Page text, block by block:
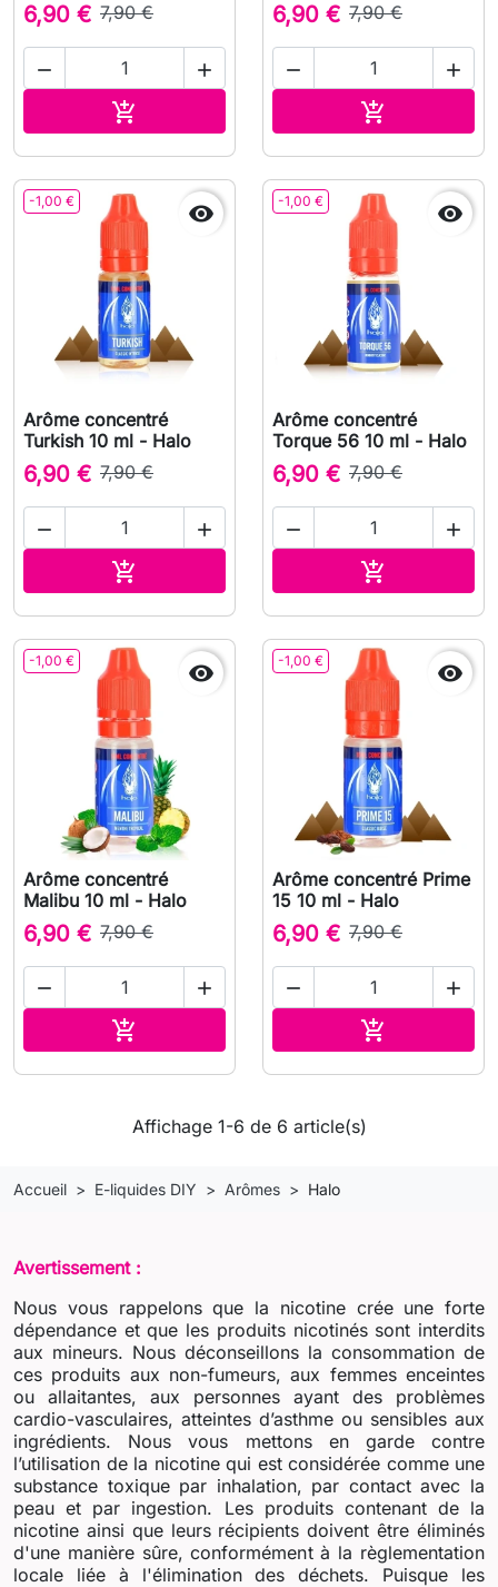
6,90 € 7,90 €
 

6,90 € 7,90 €
 

-1,00 € 
Arôme concentré
Turkish 10 ml - Halo
6,90 € 7,90 €
 

-1,00 € 
Arôme concentré
Torque 56 10 ml - Halo
6,90 € 7,90 €
 

-1,00 € 
Arôme concentré
Malibu 10 ml - Halo
6,90 € 7,90 €
 

-1,00 € 
Arôme concentré Prime
15 10 ml - Halo
6,90 € 7,90 €
 

Affichage 1-6 de 6 article(s)
Accueil E-liquides DIY Arômes Halo
Avertissement :
Nous vous rappelons que la nicotine crée une forte
dépendance et que les produits nicotinés sont interdits
aux mineurs. Nous déconseillons la consommation de
ces produits aux non-fumeurs, aux femmes enceintes
ou allaitantes, aux personnes ayant des problèmes
cardio-vasculaires, atteintes d’asthme ou sensibles aux
ingrédients. Nous vous mettons en garde contre
l’utilisation de la nicotine qui est considérée comme une
substance toxique par inhalation, par contact avec la
peau et par ingestion. Les produits contenant de la
nicotine ainsi que leurs récipients doivent être éliminés
d'une manière sûre, conformément à la règlementation
locale liée à l'élimination des déchets. Puisque les